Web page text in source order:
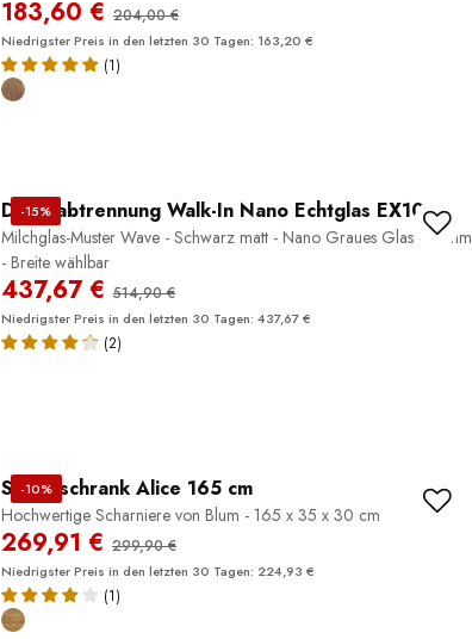
183,60 € 204,00 €
Niedrigster Preis in den letzten 30 Tagen: 163,20 €
(1)
-15%
Duschabtrennung Walk-In Nano Echtglas EX101
Milchglas-Muster Wave - Schwarz matt - Nano Graues Glas - 10mm
- Breite wählbar
437,67 € 514,90 €
Niedrigster Preis in den letzten 30 Tagen: 437,67 €
(2)
-10%
Seitenschrank Alice 165 cm
Hochwertige Scharniere von Blum - 165 x 35 x 30 cm
269,91 € 299,90 €
Niedrigster Preis in den letzten 30 Tagen: 224,93 €
(1)